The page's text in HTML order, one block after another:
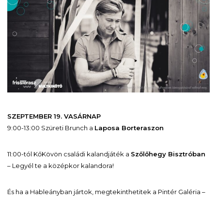
SZEPTEMBER 19. VASÁRNAP
9:00-13:00 Szüreti Brunch a Laposa Borteraszon
11:00-tól KőKövön családi kalandjáték a Szőlőhegy Bisztróban
– Legyél te a középkor kalandora!
És ha a Hableányban jártok, megtekinthetitek a Pintér Galéria –